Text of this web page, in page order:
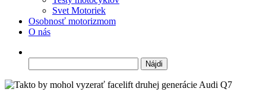
Svet Motoriek
Osobnosť motorizmom
O nás